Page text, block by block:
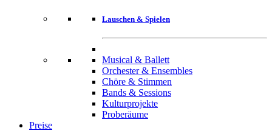
Lauschen & Spielen
Musical & Ballett
Orchester & Ensembles
Chöre & Stimmen
Bands & Sessions
Kulturprojekte
Proberäume
Preise